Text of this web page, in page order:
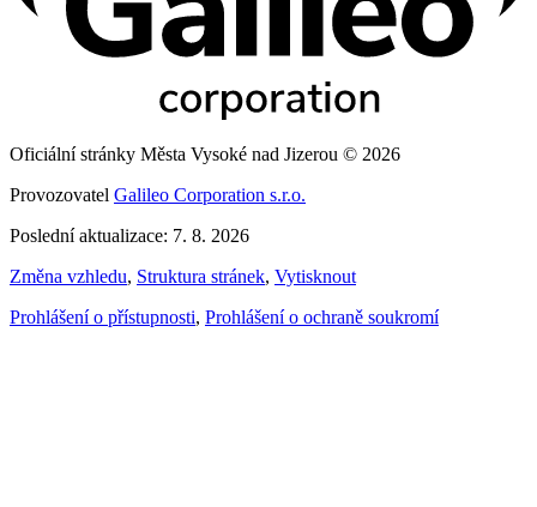
Oficiální stránky Města Vysoké nad Jizerou © 2026
Provozovatel Galileo Corporation s.r.o.
Poslední aktualizace: 7. 8. 2026
Změna vzhledu, Struktura stránek, Vytisknout
Prohlášení o přístupnosti, Prohlášení o ochraně soukromí